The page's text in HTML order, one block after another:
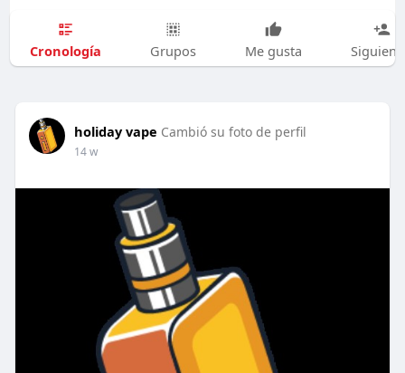
Cronología Grupos Me gusta
holiday vape Cambió su foto de perfil
14 w